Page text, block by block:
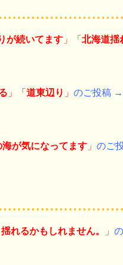
が続いてます 」「 北海道揺
」「 道東辺り 」 のご投稿
が気になってます 」 のご
れるかもしれません。 」